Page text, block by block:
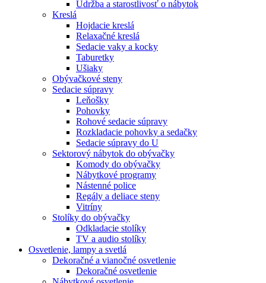
Údržba a starostlivosť o nábytok
Kreslá
Hojdacie kreslá
Relaxačné kreslá
Sedacie vaky a kocky
Taburetky
Ušiaky
Obývačkové steny
Sedacie súpravy
Leňošky
Pohovky
Rohové sedacie súpravy
Rozkladacie pohovky a sedačky
Sedacie súpravy do U
Sektorový nábytok do obývačky
Komody do obývačky
Nábytkové programy
Nástenné police
Regály a deliace steny
Vitríny
Stolíky do obývačky
Odkladacie stolíky
TV a audio stolíky
Osvetlenie, lampy a svetlá
Dekoračné a vianočné osvetlenie
Dekoračné osvetlenie